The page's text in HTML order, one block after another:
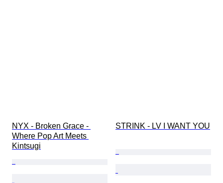
NYX - Broken Grace -
Where Pop Art Meets
Kintsugi
STRINK - LV I WANT YOU